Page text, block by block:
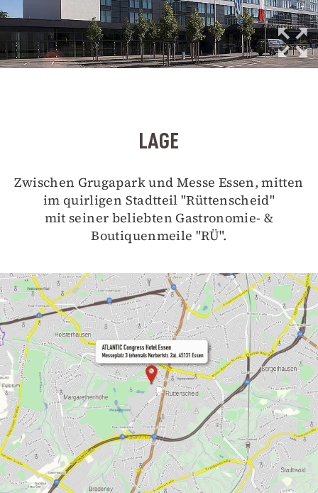
LAGE
Zwischen Grugapark und Messe Essen, mitten
im quirligen Stadtteil "Rüttenscheid"
mit seiner beliebten Gastronomie- &
Boutiquenmeile "RÜ".